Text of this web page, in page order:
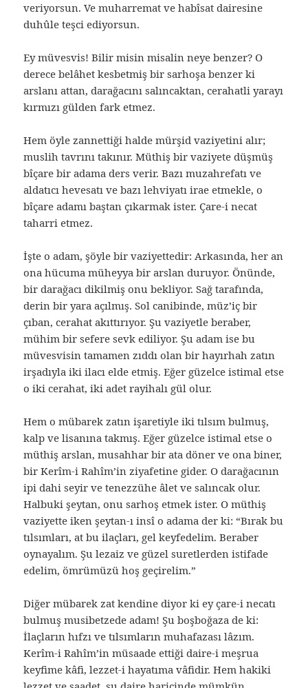
veriyorsun. Ve muharremat ve habîsat dairesine
duhûle teşci ediyorsun.
Ey müvesvis! Bilir misin misalin neye benzer? O
derece belâhet kesbetmiş bir sarhoşa benzer ki
arslanı attan, darağacını salıncaktan, cerahatli yarayı
kırmızı gülden fark etmez.
Hem öyle zannettiği halde mürşid vaziyetini alır;
muslih tavrını takınır. Müthiş bir vaziyete düşmüş
bîçare bir adama ders verir. Bazı muzahrefatı ve
aldatıcı hevesatı ve bazı lehviyatı irae etmekle, o
bîçare adamı baştan çıkarmak ister. Çare-i necat
taharri etmez.
İşte o adam, şöyle bir vaziyettedir: Arkasında, her an
ona hücuma müheyya bir arslan duruyor. Önünde,
bir darağacı dikilmiş onu bekliyor. Sağ tarafında,
derin bir yara açılmış. Sol canibinde, müz’iç bir
çıban, cerahat akıttırıyor. Şu vaziyetle beraber,
mühim bir sefere sevk ediliyor. Şu adam ise bu
müvesvisin tamamen zıddı olan bir hayırhah zatın
irşadıyla iki ilacı elde etmiş. Eğer güzelce istimal etse
o iki cerahat, iki adet rayihalı gül olur.
Hem o mübarek zatın işaretiyle iki tılsım bulmuş,
kalp ve lisanına takmış. Eğer güzelce istimal etse o
müthiş arslan, musahhar bir ata döner ve ona biner,
bir Kerîm-i Rahîm’in ziyafetine gider. O darağacının
ipi dahi seyir ve tenezzühe âlet ve salıncak olur.
Halbuki şeytan, onu sarhoş etmek ister. O müthiş
vaziyette iken şeytan-ı insî o adama der ki: “Bırak bu
tılsımları, at bu ilaçları, gel keyfedelim. Beraber
oynayalım. Şu lezaiz ve güzel suretlerden istifade
edelim, ömrümüzü hoş geçirelim.”
Diğer mübarek zat kendine diyor ki ey çare-i necatı
bulmuş musibetzede adam! Şu boşboğaza de ki:
İlaçların hıfzı ve tılsımların muhafazası lâzım.
Kerîm-i Rahîm’in müsaade ettiği daire-i meşrua
keyfime kâfi, lezzet-i hayatıma vâfidir. Hem hakiki